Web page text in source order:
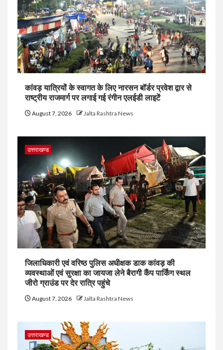
कांवड़ यात्रियों के स्वागत के लिए नारसन बॉर्डर प्रवेश द्वार से
राष्ट्रीय राजमार्ग पर लगाई गई रंगीन एलईडी लाइटें
August 7, 2026 Jalta Rashtra News
उत्तराखण्ड
जिलाधिकारी एवं वरिष्ठ पुलिस अधीक्षक डाक कांवड़ की
व्यवस्थाओं एवं सुरक्षा का जायजा लेने बैरागी कैंप पार्किंग स्थल
जीरो ग्राउंड पर देर रात्रि पहुंचे
August 7, 2026 Jalta Rashtra News
उत्तराखण्ड